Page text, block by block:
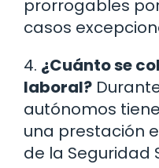
prorrogables
casos
4. ¿Cuánto se
laboral?
autónomos
una prestación
de la Seguridad